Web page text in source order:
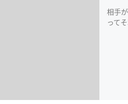
相手
って